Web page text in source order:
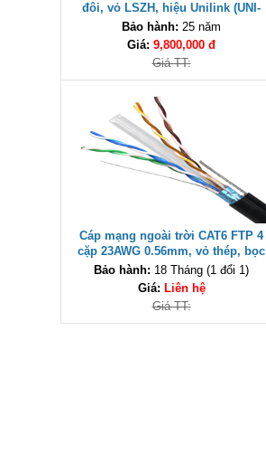
đôi, vỏ LSZH, hiệu Unilink (UNI-
1101-0406) cao cấp
Bảo hành: 25 năm
Giá: 9,800,000 đ
Giá TT:
Cáp mạng ngoài trời CAT6 FTP 4
cặp 23AWG 0.56mm, vỏ thép, bọc
PE Unilink (UNI-1101-0405)
Bảo hành: 18 Tháng (1 đổi 1)
Giá: Liên hệ
Giá TT: